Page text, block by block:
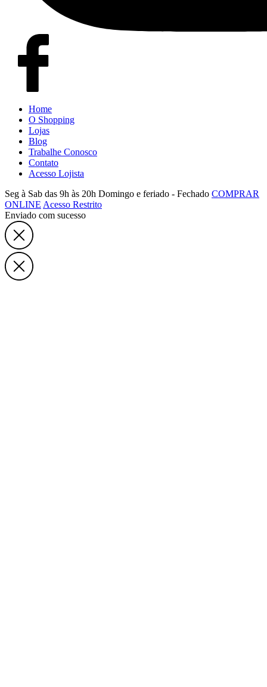
Home
O Shopping
Lojas
Blog
Trabalhe Conosco
Contato
Acesso Lojista
Seg à Sab das 9h às 20h Domingo e feriado - Fechado COMPRAR
ONLINE Acesso Restrito
Enviado com sucesso